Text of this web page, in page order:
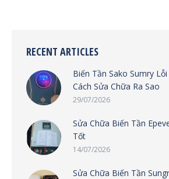
RECENT ARTICLES
Biến Tần Sako Sumry Lỗi
Cách Sửa Chữa Ra Sao
29/07/2026
Sửa Chữa Biến Tần
Tốt
14/07/2026
Sửa Chữa Biến Tần